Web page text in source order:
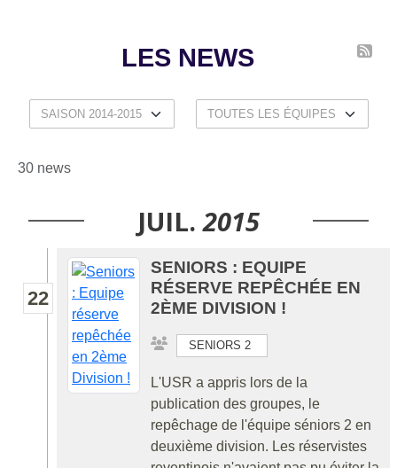
LES NEWS
30 news
JUIL. 2015
22
SENIORS : EQUIPE
RÉSERVE REPÊCHÉE EN
2ÈME DIVISION !
SENIORS 2
L'USR a appris lors de la
publication des groupes, le
repêchage de l'équipe séniors 2 en
deuxième division. Les réservistes